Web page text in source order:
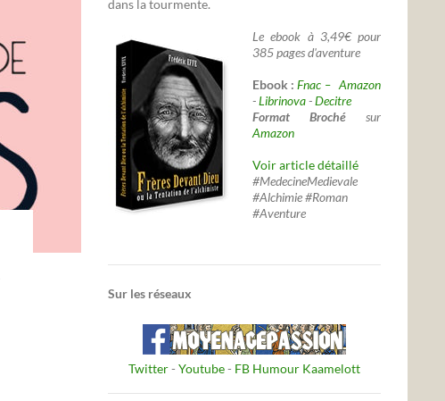
dans la tourmente.
Le ebook à 3,49€ pour
385 pages d'aventure
Ebook :Fnac – Amazon
-Librinova-Decitre
Format Broché sur
Amazon
Voir article détaillé
#MedecineMedievale
#Alchimie #Roman
#Aventure
Sur les réseaux
Twitter- Youtube- FB Humour Kaamelott